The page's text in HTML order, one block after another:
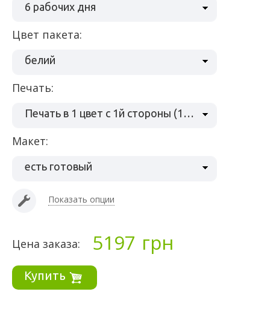
6 рабочих дня
Цвет пакета:
белий
Печать:
Печать в 1 цвет с 1й стороны (1+0)
Макет:
есть готовый
Показать опции
Цена заказа: 5197 грн
Купить